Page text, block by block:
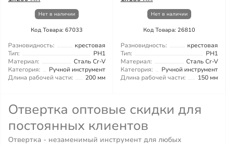
Нет в наличии
Код Товара: 67033
Разновидность:
крестовая
Тип:
PH1
Материал:
Сталь Cr-V
Категория:
Ручной инструмент
Длина рабочей части:
200 мм
Нет в наличии
Код Товара: 26810
Разновидность:
крестовая
Тип:
PH1
Материал:
Сталь Cr-V
Категория:
Ручной инструмент
Длина рабочей части:
150 мм
Отвертка оптовые скидки для
постоянных клиентов
Отвертка - незаменимый инструмент для любых